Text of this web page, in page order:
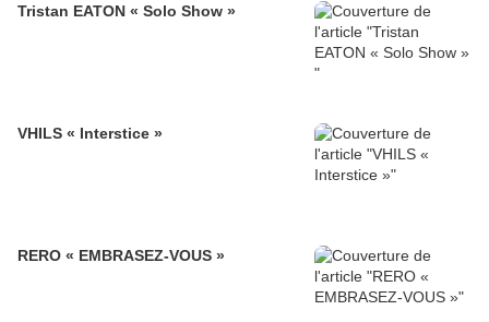
Tristan EATON « Solo Show »
VHILS « Interstice »
RERO « EMBRASEZ-VOUS »